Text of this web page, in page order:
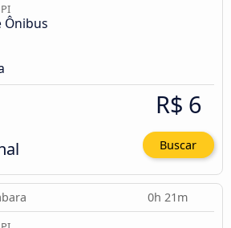
Ônibus
R$ 6
Buscar
0h 21m